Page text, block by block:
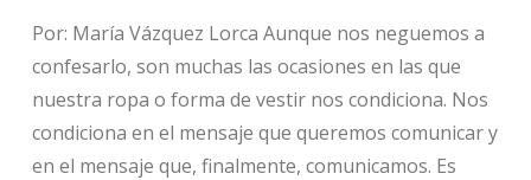
Por: María Vázquez Lorca Aunque nos neguemos a
confesarlo, son muchas las ocasiones en las que
nuestra ropa o forma de vestir nos condiciona. Nos
condiciona en el mensaje que queremos comunicar y
en el mensaje que, finalmente, comunicamos. Es